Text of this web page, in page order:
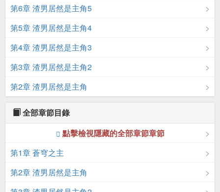
第6章 渣男居然是主角5
第5章 渣男居然是主角4
第4章 渣男居然是主角3
第3章 渣男居然是主角2
第2章 渣男居然是主角
全部章節目錄
點擊檢視隱藏的全部章節章節
第1章 蒼穹之主
第2章 渣男居然是主角